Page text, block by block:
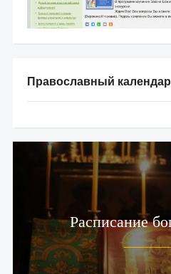
Православный
Расписание